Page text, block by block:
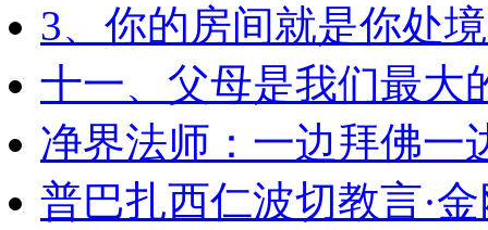
3、你的房间就是你处
十一、父母是我们最大
净界法师：一边拜佛一
普巴扎西仁波切教言·